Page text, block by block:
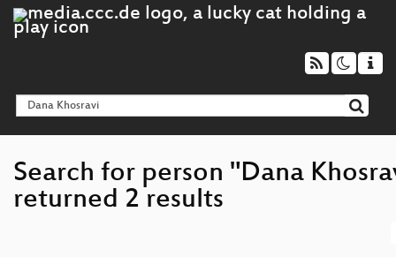
Search for person "Dana
returned 2 results